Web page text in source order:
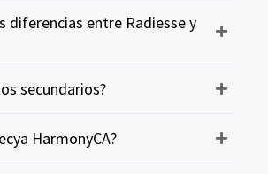
diferencias entre Radiesse y
secundarios?
HarmonyCA?